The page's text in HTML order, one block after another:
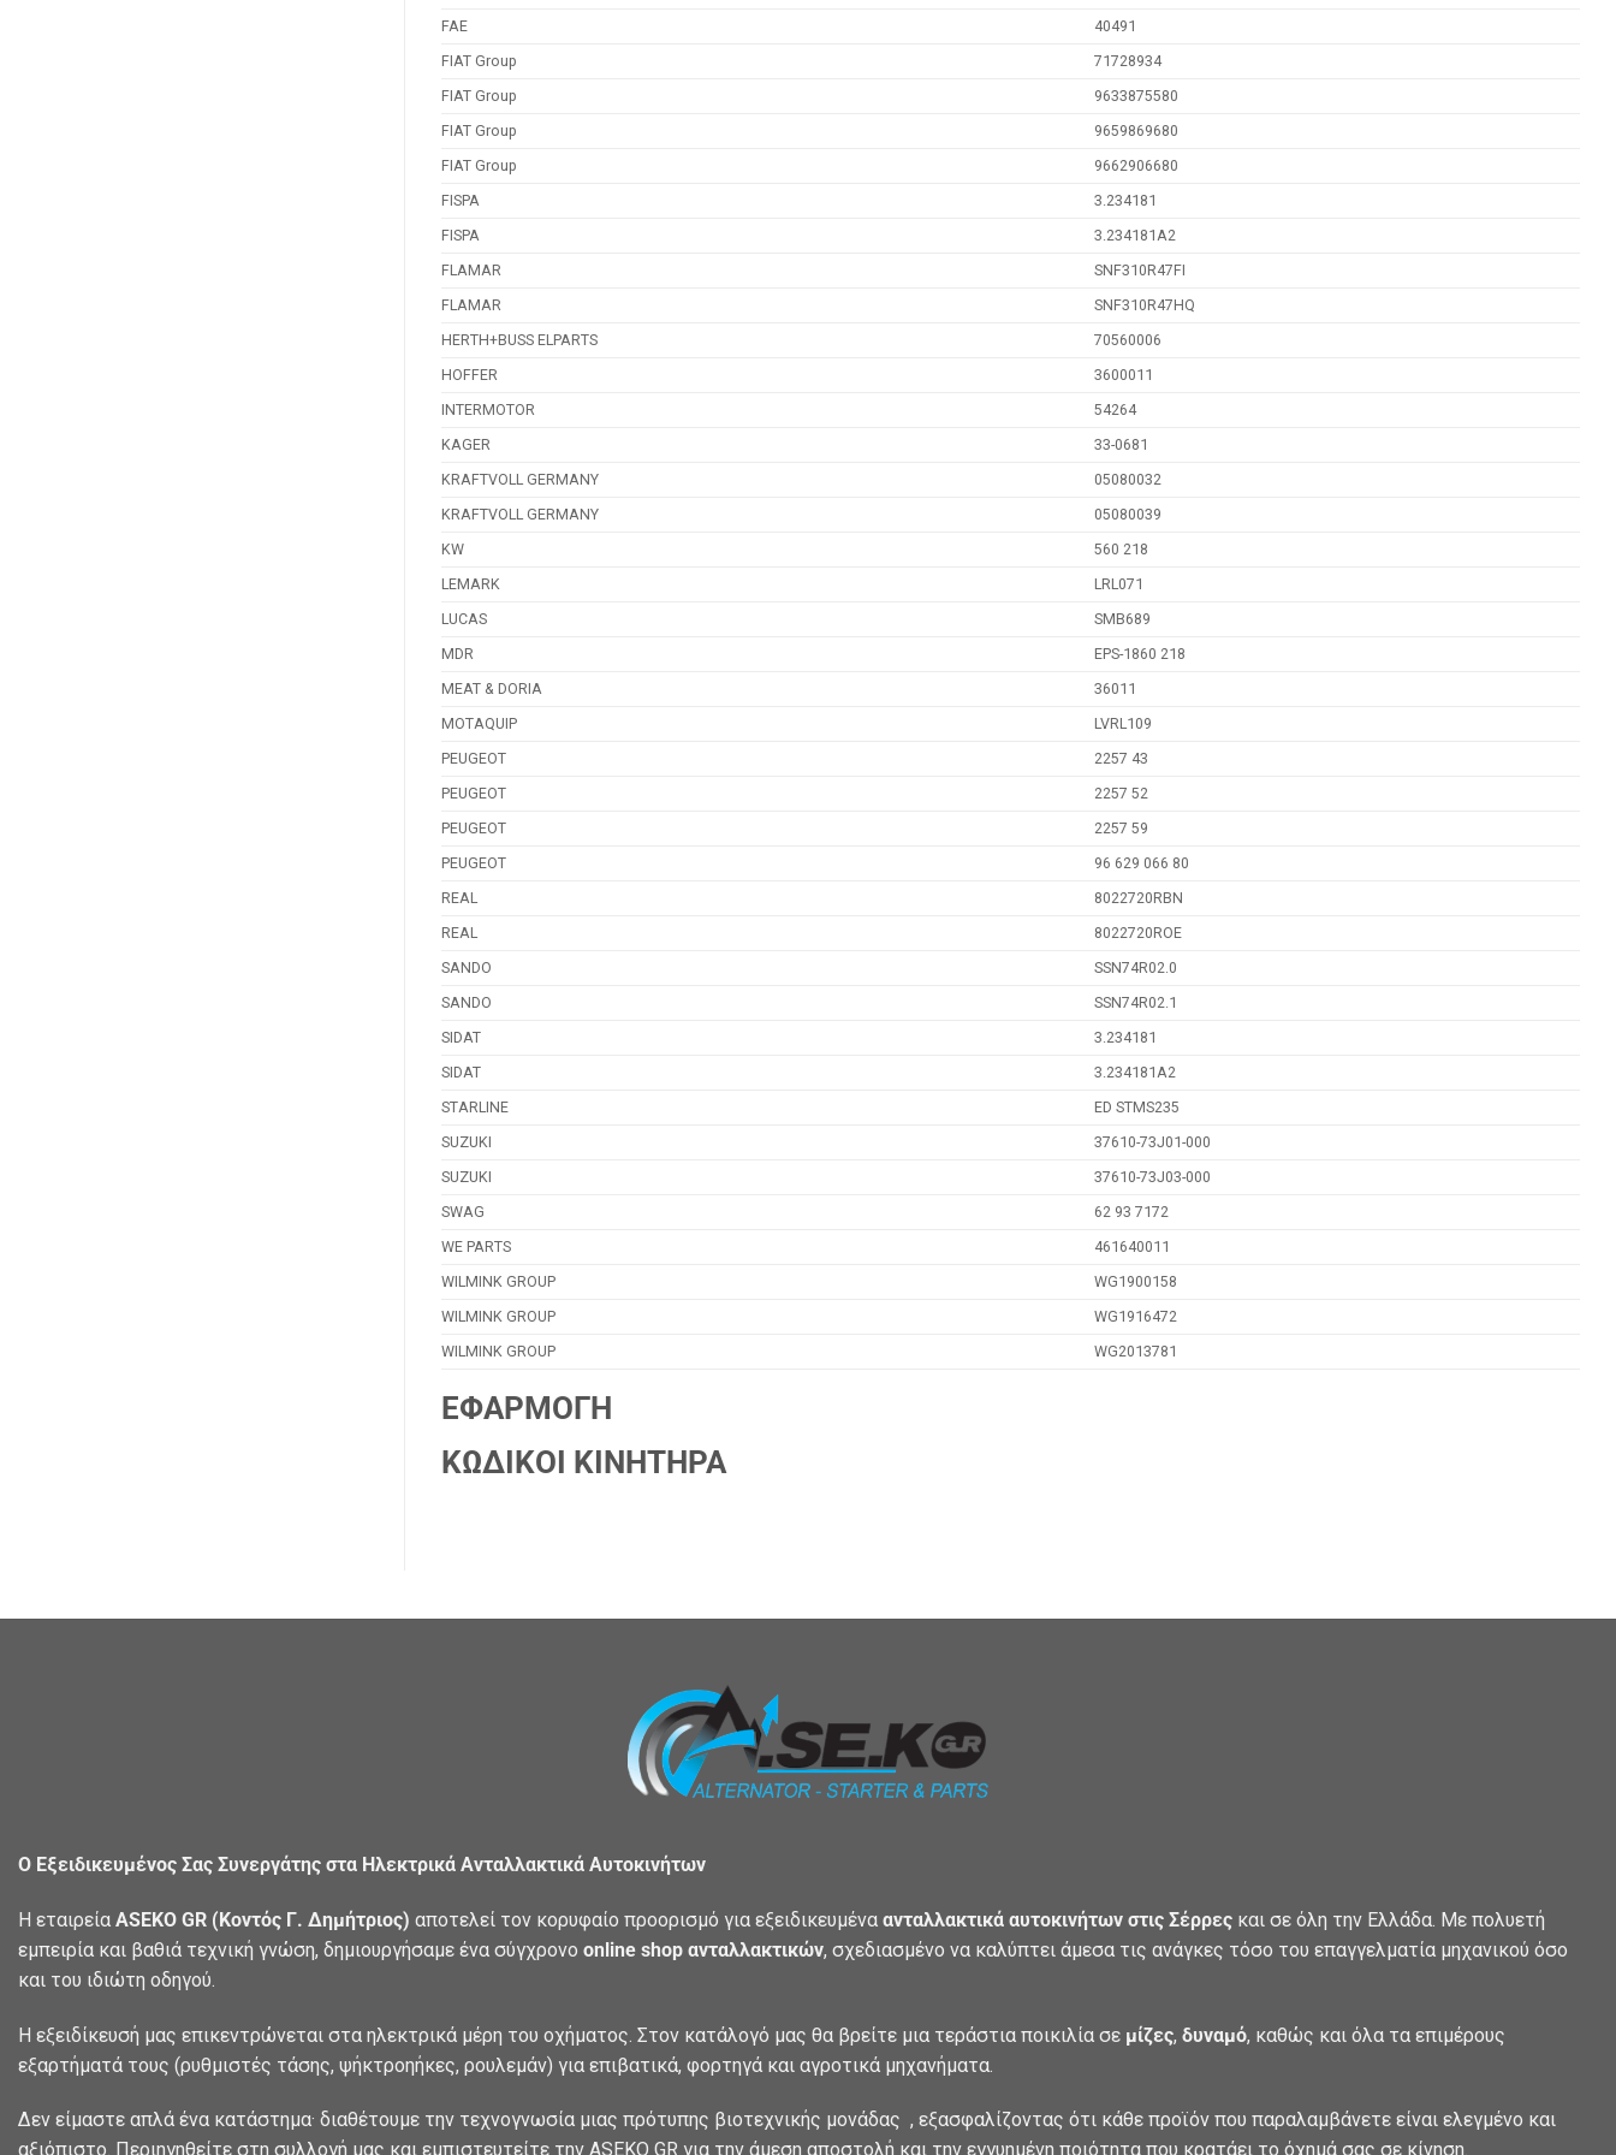
FAE
40491
FIAT Group
71728934
FIAT Group
9633875580
FIAT Group
9659869680
FIAT Group
9662906680
FISPA
3.234181
FISPA
3.234181A2
FLAMAR
SNF310R47FI
FLAMAR
SNF310R47HQ
HERTH+BUSS ELPARTS
70560006
HOFFER
3600011
INTERMOTOR
54264
KAGER
33-0681
KRAFTVOLL GERMANY
05080032
KRAFTVOLL GERMANY
05080039
KW
560 218
LEMARK
LRL071
LUCAS
SMB689
MDR
EPS-1860 218
MEAT & DORIA
36011
MOTAQUIP
LVRL109
PEUGEOT
2257 43
PEUGEOT
2257 52
PEUGEOT
2257 59
PEUGEOT
96 629 066 80
REAL
8022720RBN
REAL
8022720ROE
SANDO
SSN74R02.0
SANDO
SSN74R02.1
SIDAT
3.234181
SIDAT
3.234181A2
STARLINE
ED STMS235
SUZUKI
37610-73J01-000
SUZUKI
37610-73J03-000
SWAG
62 93 7172
WE PARTS
461640011
WILMINK GROUP
WG1900158
WILMINK GROUP
WG1916472
WILMINK GROUP
WG2013781
ΕΦΑΡΜΟΓΗ
ΚΩΔΙΚΟΙ ΚΙΝΗΤΗΡΑ
Ο Εξειδικευμένος Σας Συνεργάτης στα Ηλεκτρικά Ανταλλακτικά Αυτοκινήτων
Η εταιρεία ASEKO GR (Κοντός Γ. Δημήτριος) αποτελεί τον κορυφαίο προορισμό για εξειδικευμένα ανταλλακτικά αυτοκινήτων στις Σέρρες και σε όλη την Ελλάδα. Με πολυετή
εμπειρία και βαθιά τεχνική γνώση, δημιουργήσαμε ένα σύγχρονο online shop ανταλλακτικών, σχεδιασμένο να καλύπτει άμεσα τις ανάγκες τόσο του επαγγελματία μηχανικού όσο
και του ιδιώτη οδηγού.
Η εξειδίκευσή μας επικεντρώνεται στα ηλεκτρικά μέρη του οχήματος. Στον κατάλογό μας θα βρείτε μια τεράστια ποικιλία σε μίζες, δυναμό, καθώς και όλα τα επιμέρους
εξαρτήματά τους (ρυθμιστές τάσης, ψήκτροηήκες, ρουλεμάν) για επιβατικά, φορτηγά και αγροτικά μηχανήματα.
Δεν είμαστε απλά ένα κατάστημα· διαθέτουμε την τεχνογνωσία μιας πρότυπης βιοτεχνικής μονάδας , εξασφαλίζοντας ότι κάθε προϊόν που παραλαμβάνετε είναι ελεγμένο και
αξιόπιστο. Περιηγηθείτε στη συλλογή μας και εμπιστευτείτε την ASEKO GR για την άμεση αποστολή και την εγγυημένη ποιότητα που κρατάει το όχημά σας σε κίνηση.